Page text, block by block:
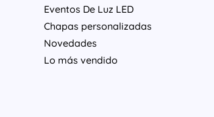
Eventos De Luz LED
Chapas personalizadas
Novedades
Lo más vendido